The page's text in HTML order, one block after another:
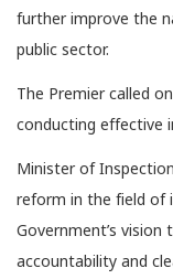
further improve the
public sector.
The Premier called
conducting effective
Minister of
reform in the field of
Government’s
accountability and